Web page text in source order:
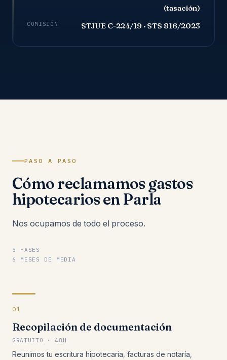
(tasación)
COMISIÓN STJUE C-224/19 · STS 816/2023
PASO A PASO
Cómo reclamamos gastos
hipotecarios en Parla
Nos ocupamos de todo el proceso.
5 FASES
6 MESES DE MEDIA
01
Recopilación de documentación
GRATUITO · 48H
Reunimos tu escritura hipotecaria, facturas de notaría,